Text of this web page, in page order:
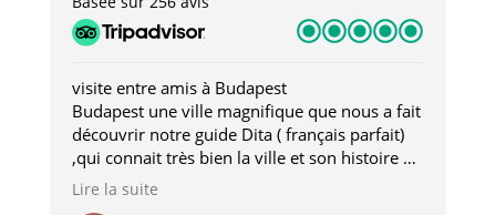
visite entre amis à Budapest
Budapest une ville magnifique que nous a fait
découvrir notre guide Dita ( français parfait)
,qui connait très bien la ville et son histoire et
qui nous a permis d'accéder à des lieux
Lire la suite